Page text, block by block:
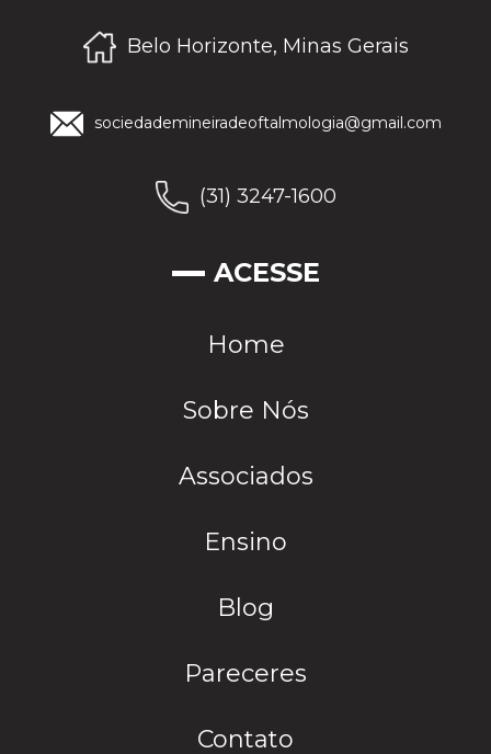
Belo Horizonte, Minas Gerais
sociedademineiradeoftalmologia@gmail.com
(31) 3247-1600
ACESSE
Home
Sobre Nós
Associados
Ensino
Blog
Pareceres
Contato